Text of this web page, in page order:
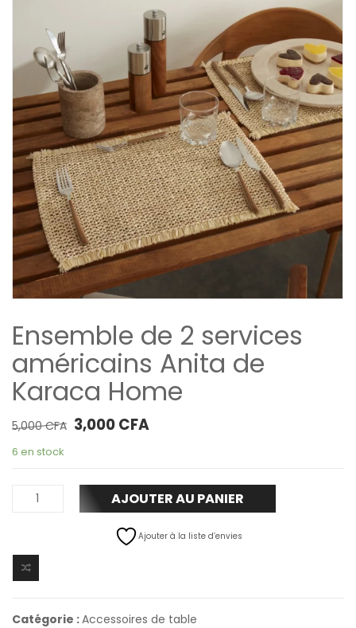
Ensemble de 2 services
américains Anita de
Karaca Home
5,000CFA Le prix initial était : 5,000 CFA.
3,000CFA
6 en stock
AJOUTER AU PANIER
Ajouter à la liste d’envies
Catégorie :Accessoires de table